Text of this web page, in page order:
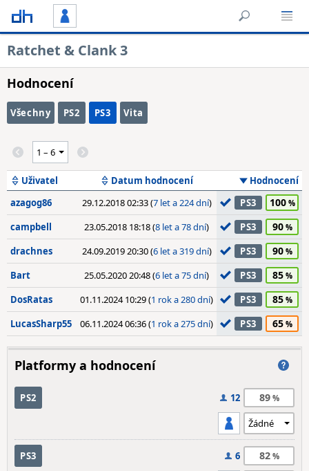
Ratchet & Clank 3
Hodnocení
Všechny PS2 PS3 Vita
Uživatel Datum hodnocení
Hodnocení
azagog86
29.12.2018 02:33 (7 let a 224 dní) PS3 100
campbell 23.05.2018 18:18 (8 let a 78 dní) PS3 90
drachnes 24.09.2019 20:30 (6 let a 319 dní) PS3 90
Bart 25.05.2020 20:48 (6 let a 75 dní) PS3 85
DosRatas 01.11.2024 10:29 (1 rok a 280 dní) PS3 85
LucasSharp55 06.11.2024 06:36 (1 rok a 275 dní) PS3 65
Platformy a hodnocení
PS2 12 89
PS3 6 82